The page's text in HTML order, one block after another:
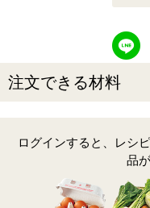
注文できる材料
ログインすると、レシ
品